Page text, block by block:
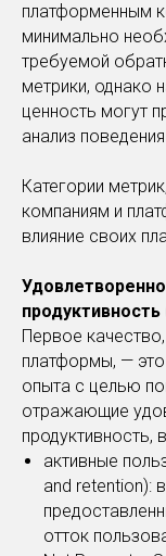
платформенным
минимально
требуемой
метрики, однако
ценность могут
анализ
Категории
компаниям и
влияние своих
Первое
платформы, —
опыта с целью
отражающие
активные
and retention):
отток